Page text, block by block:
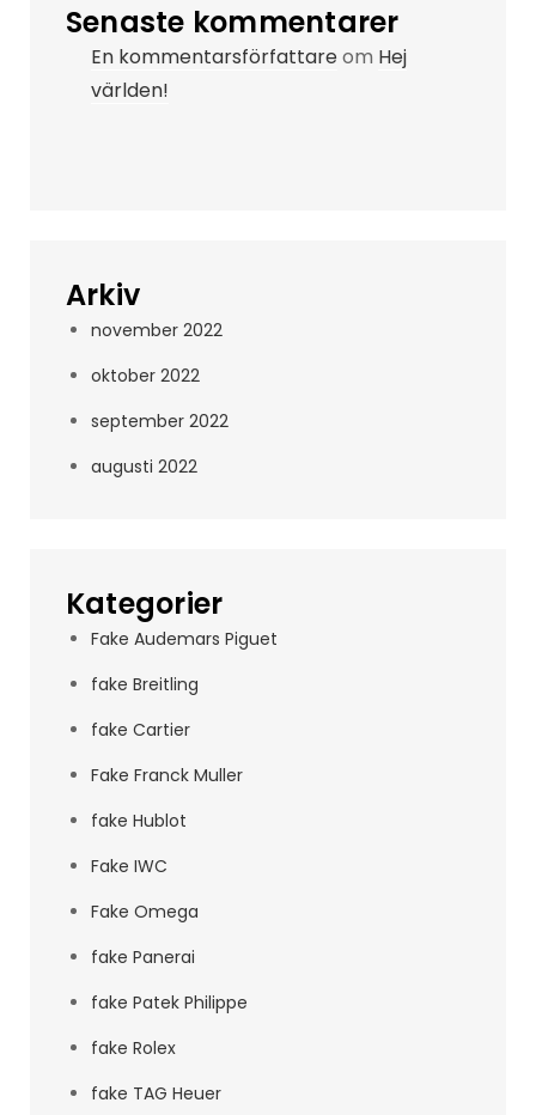
Senaste kommentarer
En kommentarsförfattareom Hej
världen!
Arkiv
november 2022
oktober 2022
september 2022
augusti 2022
Kategorier
Fake Audemars Piguet
fake Breitling
fake Cartier
Fake Franck Muller
fake Hublot
Fake IWC
Fake Omega
fake Panerai
fake Patek Philippe
fake Rolex
fake TAG Heuer